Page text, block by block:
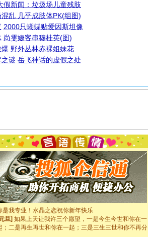
假新闻：垃圾场儿童残肢
乱 几乎成肢体PK(组图)
2000只蝴蝶贴爱因斯坦像
尚雯婕客串穆桂英(图)
野外丛林赤裸姐妹花
谜 岳飞神话的虚假之处
太多，只有给你五千万：千万快乐！千万要健康！千万
平安！千万要知足！千万不要忘记我！
诞节]不只这样的日子才会想起你,而是这样的日子才
正大光明地骚扰你,告诉你,圣诞要快乐!新年要快乐!天天
要快乐噢!
诞节]奉上一颗祝福的心,在这个特别的日子里,愿幸福,
意,快乐,鲜花,一切美好的祝愿与你同在.圣诞快乐!
旦]看到你我会触电；看不到你我要充电；没有你我会
电。爱你是我职业，想你是我事业，抱你是我特长，吻
是我专业！水晶之恋祝你新年快乐
旦]如果上天让我许三个愿望，一是今生今世和你在一
；二是再生再世和你在一起；三是三生三世和你不再分
。水晶之恋祝你新年快乐